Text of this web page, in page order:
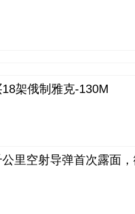
架俄制雅克-130M
公里空射导弹首次露面